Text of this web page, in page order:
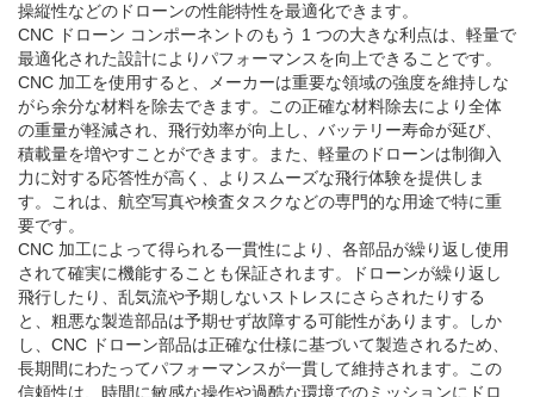
操縦性などのドローンの性能特性を最適化できます。
CNC ドローン コンポーネントのもう 1 つの大きな利点は、軽量で
最適化された設計によりパフォーマンスを向上できることです。
CNC 加工を使用すると、メーカーは重要な領域の強度を維持しな
がら余分な材料を除去できます。この正確な材料除去により全体
の重量が軽減され、飛行効率が向上し、バッテリー寿命が延び、
積載量を増やすことができます。また、軽量のドローンは制御入
力に対する応答性が高く、よりスムーズな飛行体験を提供しま
す。これは、航空写真や検査タスクなどの専門的な用途で特に重
要です。
CNC 加工によって得られる一貫性により、各部品が繰り返し使用
されて確実に機能することも保証されます。ドローンが繰り返し
飛行したり、乱気流や予期しないストレスにさらされたりする
と、粗悪な製造部品は予期せず故障する可能性があります。しか
し、CNC ドローン部品は正確な仕様に基づいて製造されるため、
長期間にわたってパフォーマンスが一貫して維持されます。この
信頼性は、時間に敏感な操作や過酷な環境でのミッションにドロ